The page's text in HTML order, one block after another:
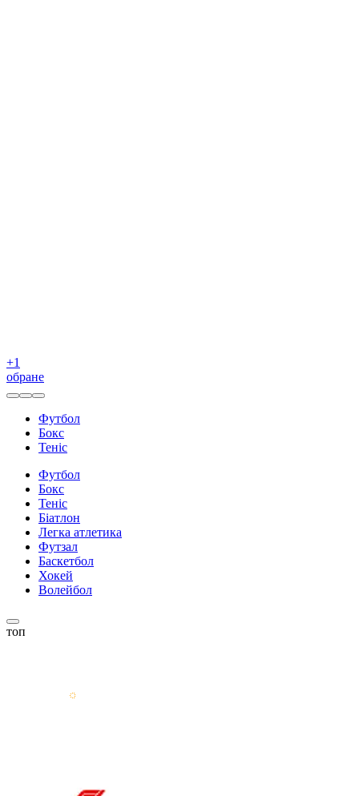
+1
обране
Футбол
Бокс
Теніс
Футбол
Бокс
Теніс
Біатлон
Легка атлетика
Футзал
Баскетбол
Хокей
Волейбол
топ